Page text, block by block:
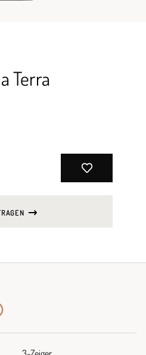
Terra